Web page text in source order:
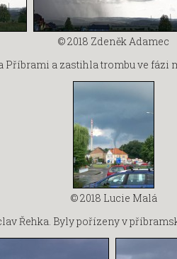
© 2018 Zdeněk Adamec
Příbrami a zastihla trombu ve fázi
© 2018 Lucie Malá
Řehka. Byly pořízeny v